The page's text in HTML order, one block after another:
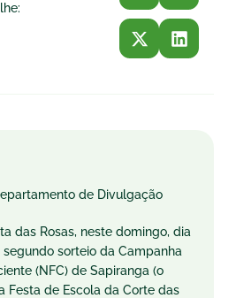
de Divulgação
das Rosas, neste domingo, dia
segundo sorteio da Campanha
(NFC) de Sapiranga (o
Festa de Escola da Corte das